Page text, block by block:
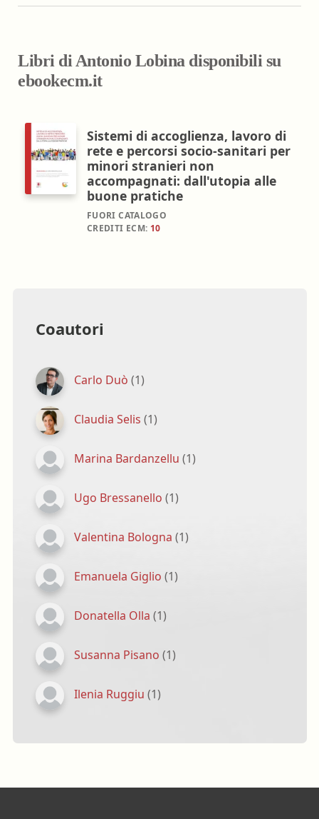
Libri di Antonio Lobina disponibili su
ebookecm.it
Sistemi di accoglienza, lavoro di
rete e percorsi socio-sanitari per
minori stranieri non
accompagnati: dall'utopia alle
buone pratiche
FUORI CATALOGO
CREDITI ECM: 10
Coautori
Carlo Duò (1)
Claudia Selis (1)
Marina Bardanzellu (1)
Ugo Bressanello (1)
Valentina Bologna (1)
Emanuela Giglio (1)
Donatella Olla (1)
Susanna Pisano (1)
Ilenia Ruggiu (1)